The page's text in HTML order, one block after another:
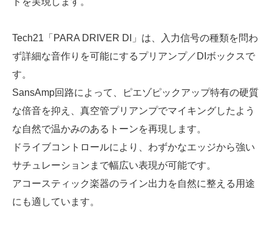
Tech21「PARA DRIVER DI」は、入力信号の種類を問わ
ず詳細な音作りを可能にするプリアンプ／DIボックスで
す。
SansAmp回路によって、ピエゾピックアップ特有の硬質
な倍音を抑え、真空管プリアンプでマイキングしたよう
な自然で温かみのあるトーンを再現します。
ドライブコントロールにより、わずかなエッジから強い
サチュレーションまで幅広い表現が可能です。
アコースティック楽器のライン出力を自然に整える用途
にも適しています。